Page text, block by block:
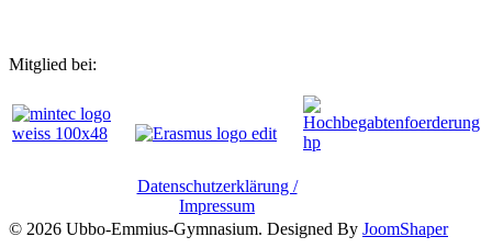
Mitglied bei:
Datenschutzerklärung /
Impressum
© 2026 Ubbo-Emmius-Gymnasium. Designed By JoomShaper